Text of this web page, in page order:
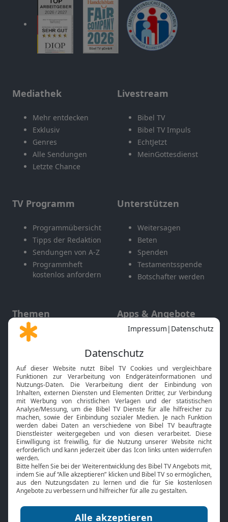
Mediathek
Mehr entdecken
Exklusiv
Genres
Alle Sendungen
Letzte Chance
Livestream
Bibel TV
Bibel TV Impuls
EchtJetzt
MeinGottesdienst
TV Programm
Programmübersicht
Tipps der Redaktion
Sendungen von A-Z
Programmheft
kostenlos anfordern
Unterstützen
Weitersagen
Beten
Spenden
Testamentsspende
Botschafter werden
Themen
Gott und Bibel erklärt
Neuigkeiten
Apps & Angebote
Mobile App
Smart TV
HbbTV
Bibelthek Online-Bibel
Nächster Gottesdienst
Bibel TV
Über uns
Jobs
Mediadaten
Service
Kontakt
TV-Empfang